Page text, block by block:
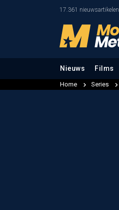
17.361 nieuwsartikelen
Nieuws Films
Home Series